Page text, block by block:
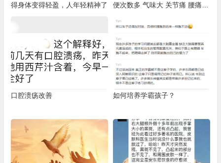
得身体变得轻盈，人年轻精神了
便次数多 气味大 关节痛 腰痛
口腔溃疡改善 如何培养学霸孩子？